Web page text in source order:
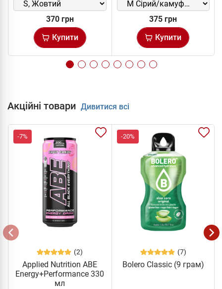
370 грн
Купити
375 грн
Купити
Акційні товари Дивитися всі
-7%
(2)
Applied Nutrition ABE
Energy+Performance 330
мл
-20%
(7)
Bolero Classic (9 грам)